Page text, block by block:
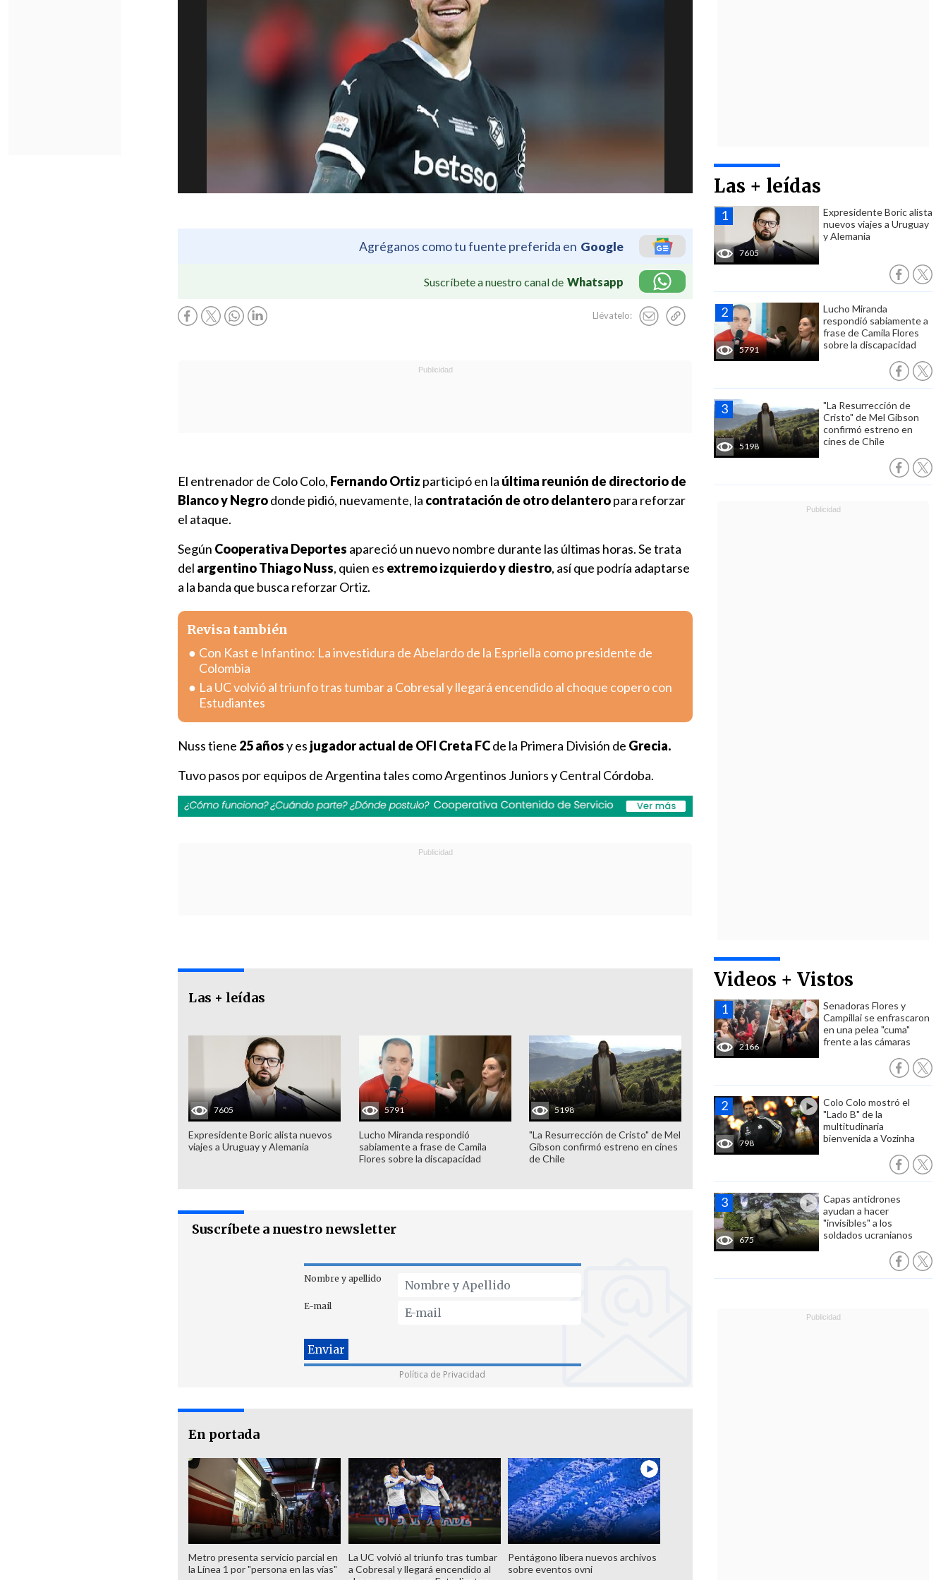
Agréganos como tu fuente preferida en Google
Suscríbete a nuestro canal de Whatsapp
Llévatelo:
Las + leídas
7605
Expresidente Boric alista
nuevos viajes a Uruguay
y Alemania
5791
Lucho Miranda
respondió sabiamente a
frase de Camila Flores
sobre la discapacidad
5198
"La Resurrección de
Cristo" de Mel Gibson
confirmó estreno en
cines de Chile
Videos + Vistos
2166
Senadoras Flores y
Campillai se enfrascaron
en una pelea "cuma"
frente a las cámaras
798
Colo Colo mostró el
"Lado B" de la
multitudinaria
bienvenida a Vozinha
675
Capas antidrones
ayudan a hacer
"invisibles" a los
soldados ucranianos
El entrenador de Colo Colo, Fernando Ortiz participó en la última reunión de directorio de
Blanco y Negrodonde pidió, nuevamente, la contratación de otro delanteropara reforzar
el ataque.
Según Cooperativa Deportes apareció un nuevo nombre durante las últimas horas. Se trata
del argentino Thiago Nuss, quien es extremo izquierdo y diestro, así que podría adaptarse
a la banda que busca reforzar Ortiz.
Revisa también
Con Kast e Infantino: La investidura de Abelardo de la Espriella como presidente de
Colombia
La UC volvió al triunfo tras tumbar a Cobresal y llegará encendido al choque copero con
Estudiantes
Nuss tiene 25 añosy es jugador actual de OFI Creta FCde la Primera División de Grecia.
Tuvo pasos por equipos de Argentina tales como Argentinos Juniors y Central Córdoba.
Las + leídas
7605
Expresidente Boric alista nuevos
viajes a Uruguay y Alemania
5791
Lucho Miranda respondió
sabiamente a frase de Camila
Flores sobre la discapacidad
5198
"La Resurrección de Cristo" de Mel
Gibson confirmó estreno en cines
de Chile
Suscríbete a nuestro newsletter
Nombre y apellido
E-mail
Política de Privacidad
En portada
Metro presenta servicio parcial en
la Línea 1 por "persona en las vías"
La UC volvió al triunfo tras tumbar
a Cobresal y llegará encendido al
Pentágono libera nuevos archivos
sobre eventos ovni